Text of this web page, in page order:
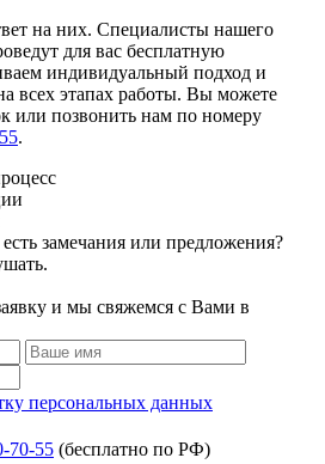
на них. Специалисты нашего
для вас бесплатную
индивидуальный подход и
всех этапах работы. Вы можете
или позвонить нам по номеру
.
замечания или предложения?
и мы свяжемся с Вами в
персональных данных
70-55 (бесплатно по РФ)